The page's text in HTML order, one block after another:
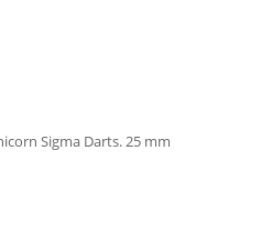
Sigma Darts. 25 mm